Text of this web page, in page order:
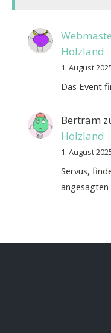
Holzland
1. August
Das Event
Bertram
Holzland
1. August
Servus,